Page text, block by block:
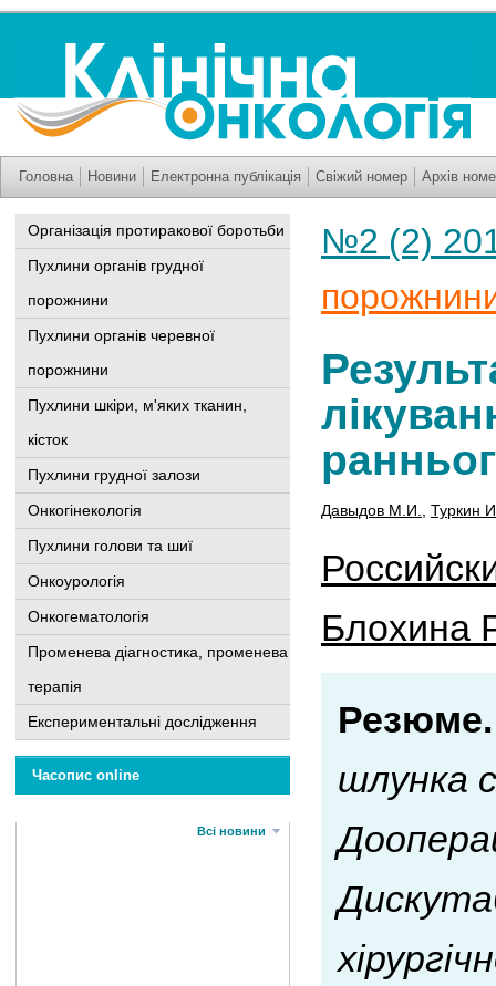
Головна Новини Електронна публікація Свіжий номер Архів
Організація протиракової боротьби
Пухлини органів грудної
порожнини
Пухлини органів черевної
порожнини
Пухлини шкіри, м'яких тканин,
кісток
Пухлини грудної залози
Онкогінекологія
Пухлини голови та шиї
Онкоурологія
Онкогематологія
Променева діагностика, променева
терапія
Експериментальні дослідження
Часопис online
Всі новини
№2 (2)
Давыдов М.И. Туркин
Блохина
Резюме.
шлунка